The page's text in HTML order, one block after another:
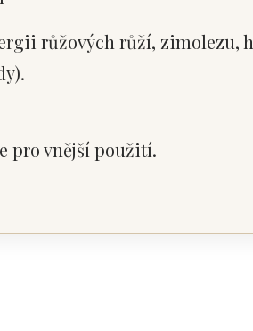
růžových růží, zimolezu,
pro vnější použití.